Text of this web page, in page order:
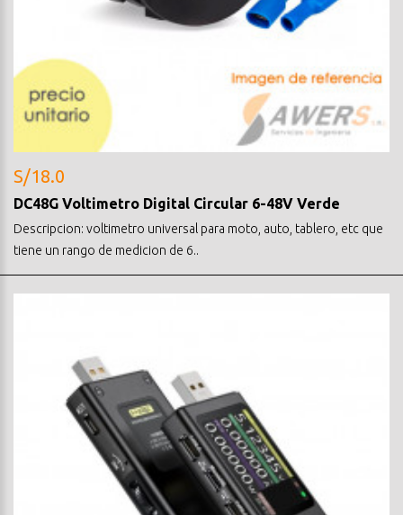
S/18.0
DC48G Voltimetro Digital Circular 6-48V Verde
Descripcion: voltimetro universal para moto, auto, tablero, etc que
tiene un rango de medicion de 6..